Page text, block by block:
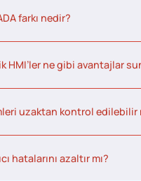
farkı nedir?
HMI’ler ne gibi avantajlar
uzaktan kontrol edilebilir
hatalarını azaltır mı?